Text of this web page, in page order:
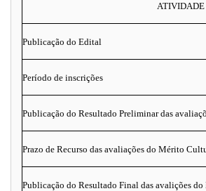
ATIVIDADE
Publicação do Edital
Período de inscrições
Publicação do Resultado Preliminar das
Prazo de Recurso das avaliações do Mérito
Publicação do Resultado Final das avalições